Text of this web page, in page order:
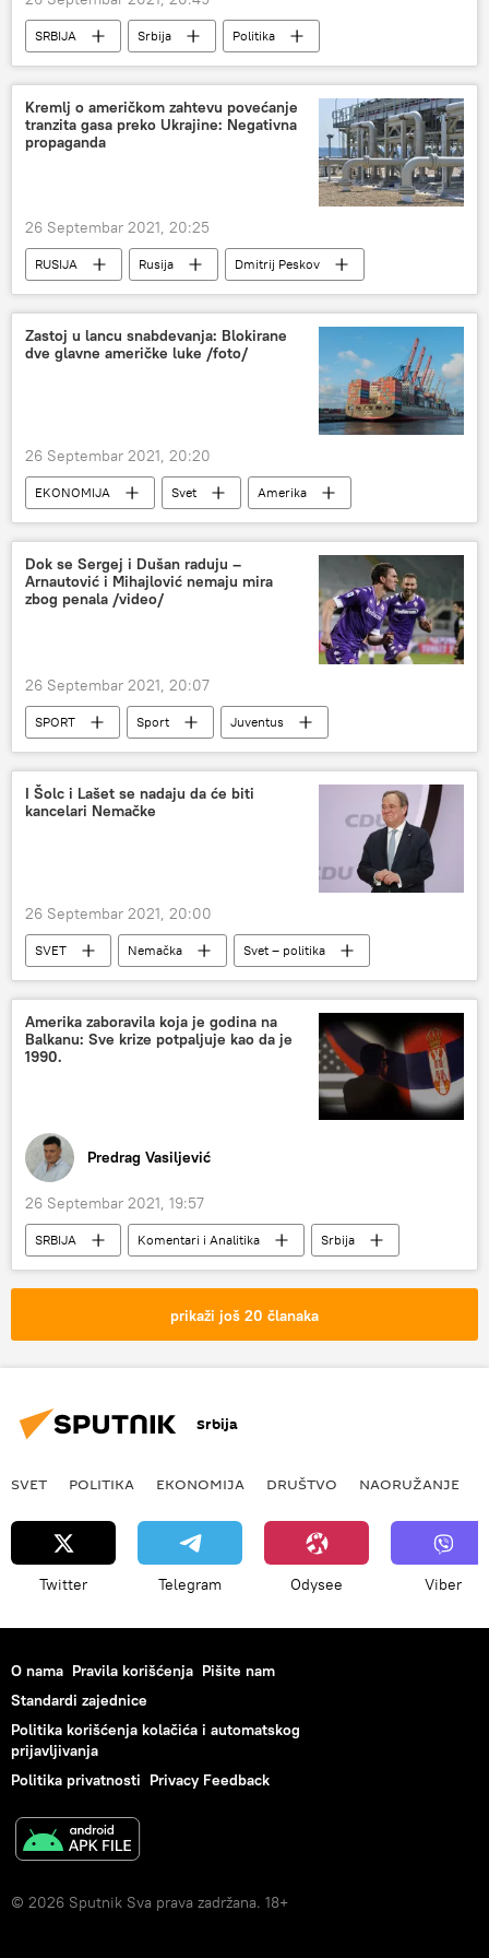
SRBIJA Srbija
Politika
Aleksandar Bocan-Harčenko
Srbija – politika
Kriza na severu KiM
Kosovo i Metohija (KiM)
Kremlj o američkom zahtevu povećanje
tranzita gasa preko Ukrajine: Negativna
propaganda
26 Septembar 2021, 20:25
RUSIJA Rusija
Dmitrij Peskov
SAD
ruski gas Rusija – ekonomija
Zastoj u lancu snabdevanja: Blokirane
dve glavne američke luke /foto/
26 Septembar 2021, 20:20
EKONOMIJA Svet
Amerika
luke
Svet – ekonomija
Turizam i trgovina
Dok se Sergej i Dušan raduju –
Arnautović i Mihajlović nemaju mira
zbog penala /video/
26 Septembar 2021, 20:07
SPORT Sport
Juventus
Paolo Dibala
Fudbal
Dušan Vlahović
Serija A
Fiorentina
I Šolc i Lašet se nadaju da će biti
kancelari Nemačke
26 Septembar 2021, 20:00
SVET Nemačka Svet – politika
Amerika zaboravila koja je godina na
Balkanu: Sve krize potpaljuje kao da je
1990.
Predrag Vasiljević
26 Septembar 2021, 19:57
SRBIJA Komentari i Analitika
Srbija
Politika
Srbija – politika Region
prikaži još 20 članaka
Srbija
SVET POLITIKA EKONOMIJA DRUŠTVO NAORUŽANJE
Twitter Telegram Odysee Viber
O nama Pravila korišćenja Pišite nam
Standardi zajednice
Politika korišćenja kolačića i automatskog
prijavljivanja
Politika privatnosti Privacy Feedback
© 2026 Sputnik Sva prava zadržana. 18+